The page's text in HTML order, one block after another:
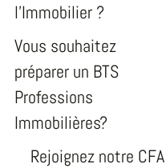
l’Immobilier ?
Vous souhaitez
préparer un BTS
Professions
Immobilières?
Rejoignez notre